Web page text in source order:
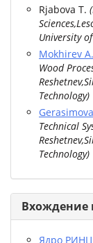
Rjabova T. (
University
Mokhirev A.
Wood
Technology)
Technical
Technology)
Вхождение
Ядро РИНЦ